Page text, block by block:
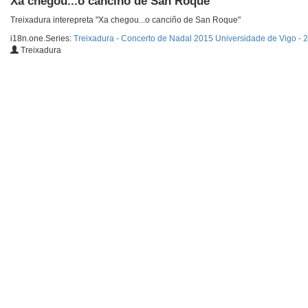
Treixadura interepreta "Xa chegou...o canciño de San Roque"
i18n.one.Series: Treixadura - Concerto de Nadal 2015 Universidade de Vigo -
Treixadura